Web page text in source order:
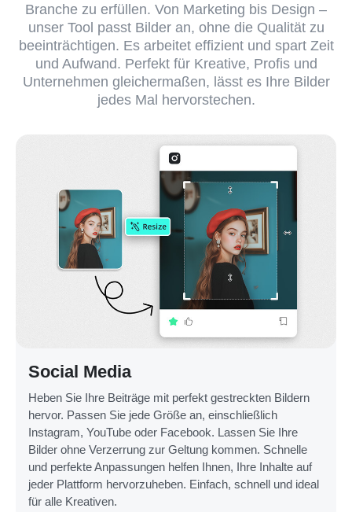
Branche zu erfüllen. Von Marketing bis Design –
unser Tool passt Bilder an, ohne die Qualität zu
beeinträchtigen. Es arbeitet effizient und spart Zeit
und Aufwand. Perfekt für Kreative, Profis und
Unternehmen gleichermaßen, lässt es Ihre Bilder
jedes Mal hervorstechen.
Social Media
Heben Sie Ihre Beiträge mit perfekt gestreckten Bildern
hervor. Passen Sie jede Größe an, einschließlich
Instagram, YouTube oder Facebook. Lassen Sie Ihre
Bilder ohne Verzerrung zur Geltung kommen. Schnelle
und perfekte Anpassungen helfen Ihnen, Ihre Inhalte auf
jeder Plattform hervorzuheben. Einfach, schnell und ideal
für alle Kreativen.